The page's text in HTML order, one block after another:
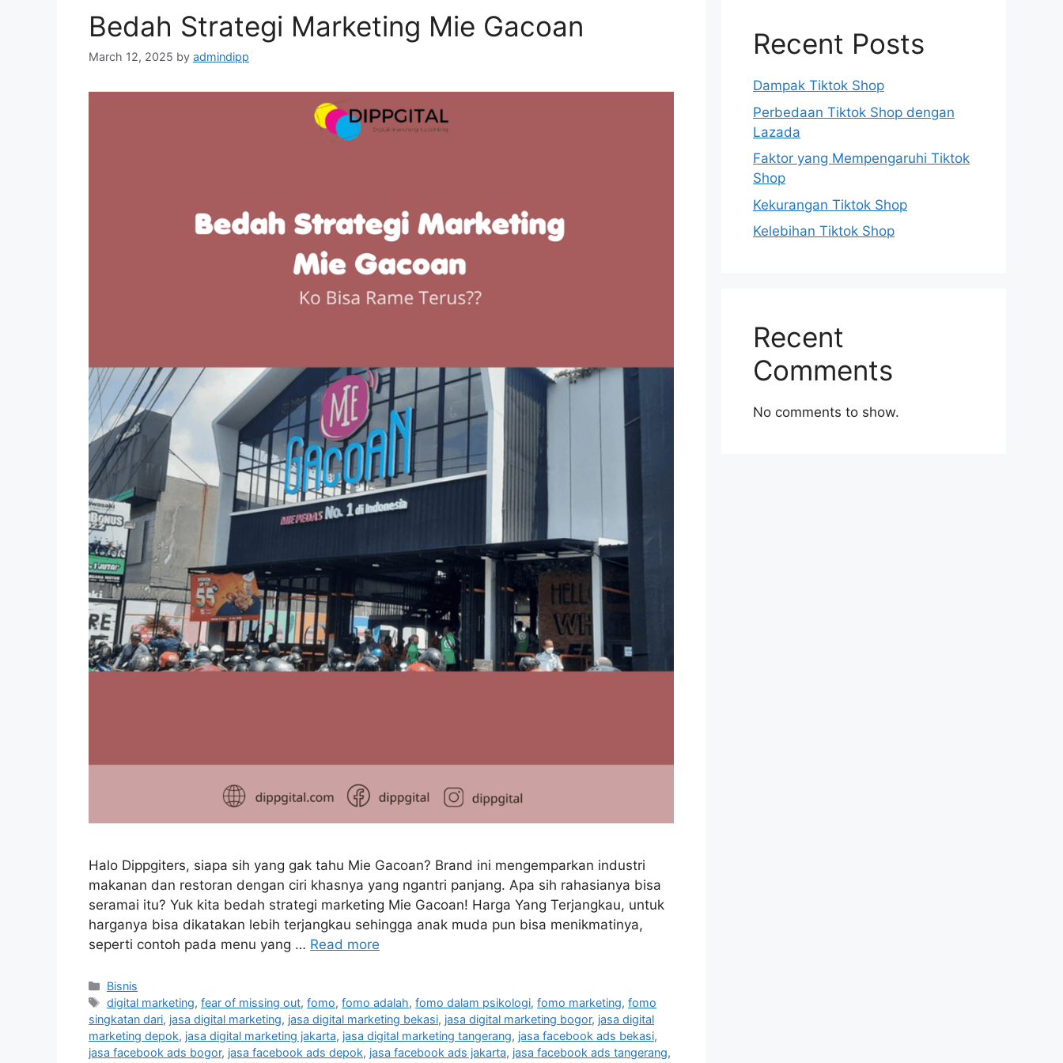
Bedah Strategi Marketing Mie Gacoan
March 12, 2025 by admindipp
Halo Dippgiters, siapa sih yang gak tahu Mie Gacoan? Brand ini mengemparkan industri
makanan dan restoran dengan ciri khasnya yang ngantri panjang. Apa sih rahasianya bisa
seramai itu? Yuk kita bedah strategi marketing Mie Gacoan! Harga Yang Terjangkau, untuk
harganya bisa dikatakan lebih terjangkau sehingga anak muda pun bisa menikmatinya,
seperti contoh pada menu yang … Read more
Bisnis
digital marketing,fear of missing out,fomo,fomo adalah,fomo dalam psikologi,fomo marketing,fomo
singkatan dari, jasa digital marketing, jasa digital marketing bekasi, jasa digital marketing bogor, jasa digital
marketing depok, jasa digital marketing jakarta, jasa digital marketing tangerang, jasa facebook ads bekasi,
jasa facebook ads bogor, jasa facebook ads depok, jasa facebook ads jakarta, jasa facebook ads tangerang,
Recent Posts
Dampak Tiktok Shop
Perbedaan Tiktok Shop dengan
Lazada
Faktor yang Mempengaruhi Tiktok
Shop
Kekurangan Tiktok Shop
Kelebihan Tiktok Shop
Recent
Comments
No comments to show.